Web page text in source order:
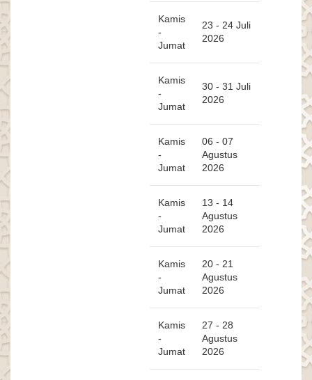
Kamis
-
Jumat
23 - 24 Juli
2026
Kamis
-
Jumat
30 - 31 Juli
2026
Kamis
-
Jumat
06 - 07
Agustus
2026
Kamis
-
Jumat
13 - 14
Agustus
2026
Kamis
-
Jumat
20 - 21
Agustus
2026
Kamis
-
Jumat
27 - 28
Agustus
2026